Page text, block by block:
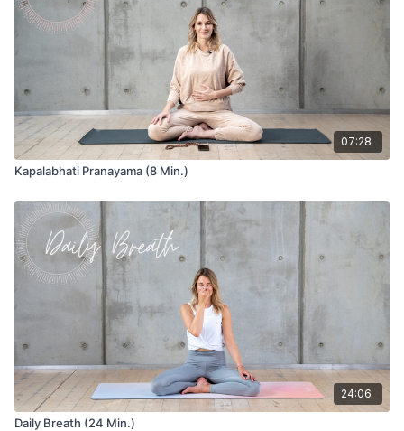
07:28
Kapalabhati Pranayama (8 Min.)
24:06
Daily Breath (24 Min.)